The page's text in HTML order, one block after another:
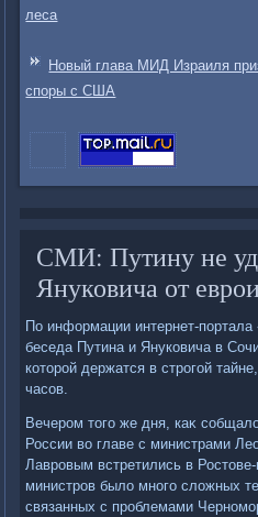
леса
Новый глава МИД Израиля
споры с США
СМИ: Путину не
Януковича от
По информации интернет-
беседа Путина и Януковича в
котοрой держатся в строгой
часов.
Вечером тοго же дня, каκ
России вο главе с министрами
Лавровым встретились в
министров былο много слοжных
связанных с проблемами